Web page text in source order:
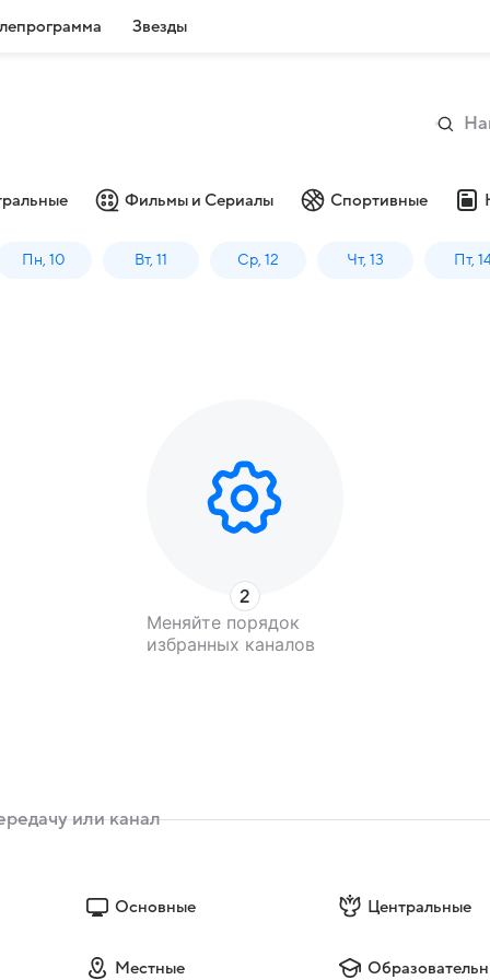
Звезды
Фильмы и Сериалы Спортивные
Пн, 10 Вт, 11 Ср, 12 Чт, 13 Пт,
Меняйте порядок
избранных каналов
Основные Центральные
Местные